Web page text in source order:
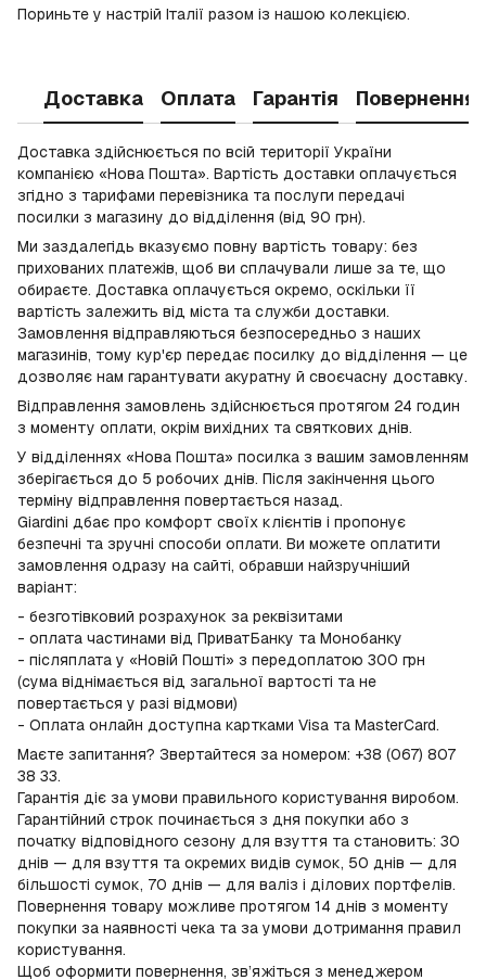
Пориньте у настрій Італії разом із нашою колекцією.
Доставка Оплата Гарантія Повернення
Доставка здійснюється по всій території України
компанією «Нова Пошта». Вартість доставки оплачується
згідно з тарифами перевізника та послуги передачі
посилки з магазину до відділення (від 90 грн).
Ми заздалегідь вказуємо повну вартість товару: без
прихованих платежів, щоб ви сплачували лише за те, що
обираєте. Доставка оплачується окремо, оскільки її
вартість залежить від міста та служби доставки.
Замовлення відправляються безпосередньо з наших
магазинів, тому кур'єр передає посилку до відділення — це
дозволяє нам гарантувати акуратну й своєчасну доставку.
Відправлення замовлень здійснюється протягом 24 годин
з моменту оплати, окрім вихідних та святкових днів.
У відділеннях «Нова Пошта» посилка з вашим замовленням
зберігається до 5 робочих днів. Після закінчення цього
терміну відправлення повертається назад.
Giardini дбає про комфорт своїх клієнтів і пропонує
безпечні та зручні способи оплати. Ви можете оплатити
замовлення одразу на сайті, обравши найзручніший
варіант:
- безготівковий розрахунок за реквізитами
- оплата частинами від ПриватБанку та Монобанку
- післяплата у «Новій Пошті» з передоплатою 300 грн
(сума віднімається від загальної вартості та не
повертається у разі відмови)
- Оплата онлайн доступна картками Visa та MasterCard.
Маєте запитання? Звертайтеся за номером: +38 (067) 807
38 33.
Гарантія діє за умови правильного користування виробом.
Гарантійний строк починається з дня покупки або з
початку відповідного сезону для взуття та становить: 30
днів — для взуття та окремих видів сумок, 50 днів — для
більшості сумок, 70 днів — для валіз і ділових портфелів.
Повернення товару можливе протягом 14 днів з моменту
покупки за наявності чека та за умови дотримання правил
користування.
Щоб оформити повернення, зв’яжіться з менеджером